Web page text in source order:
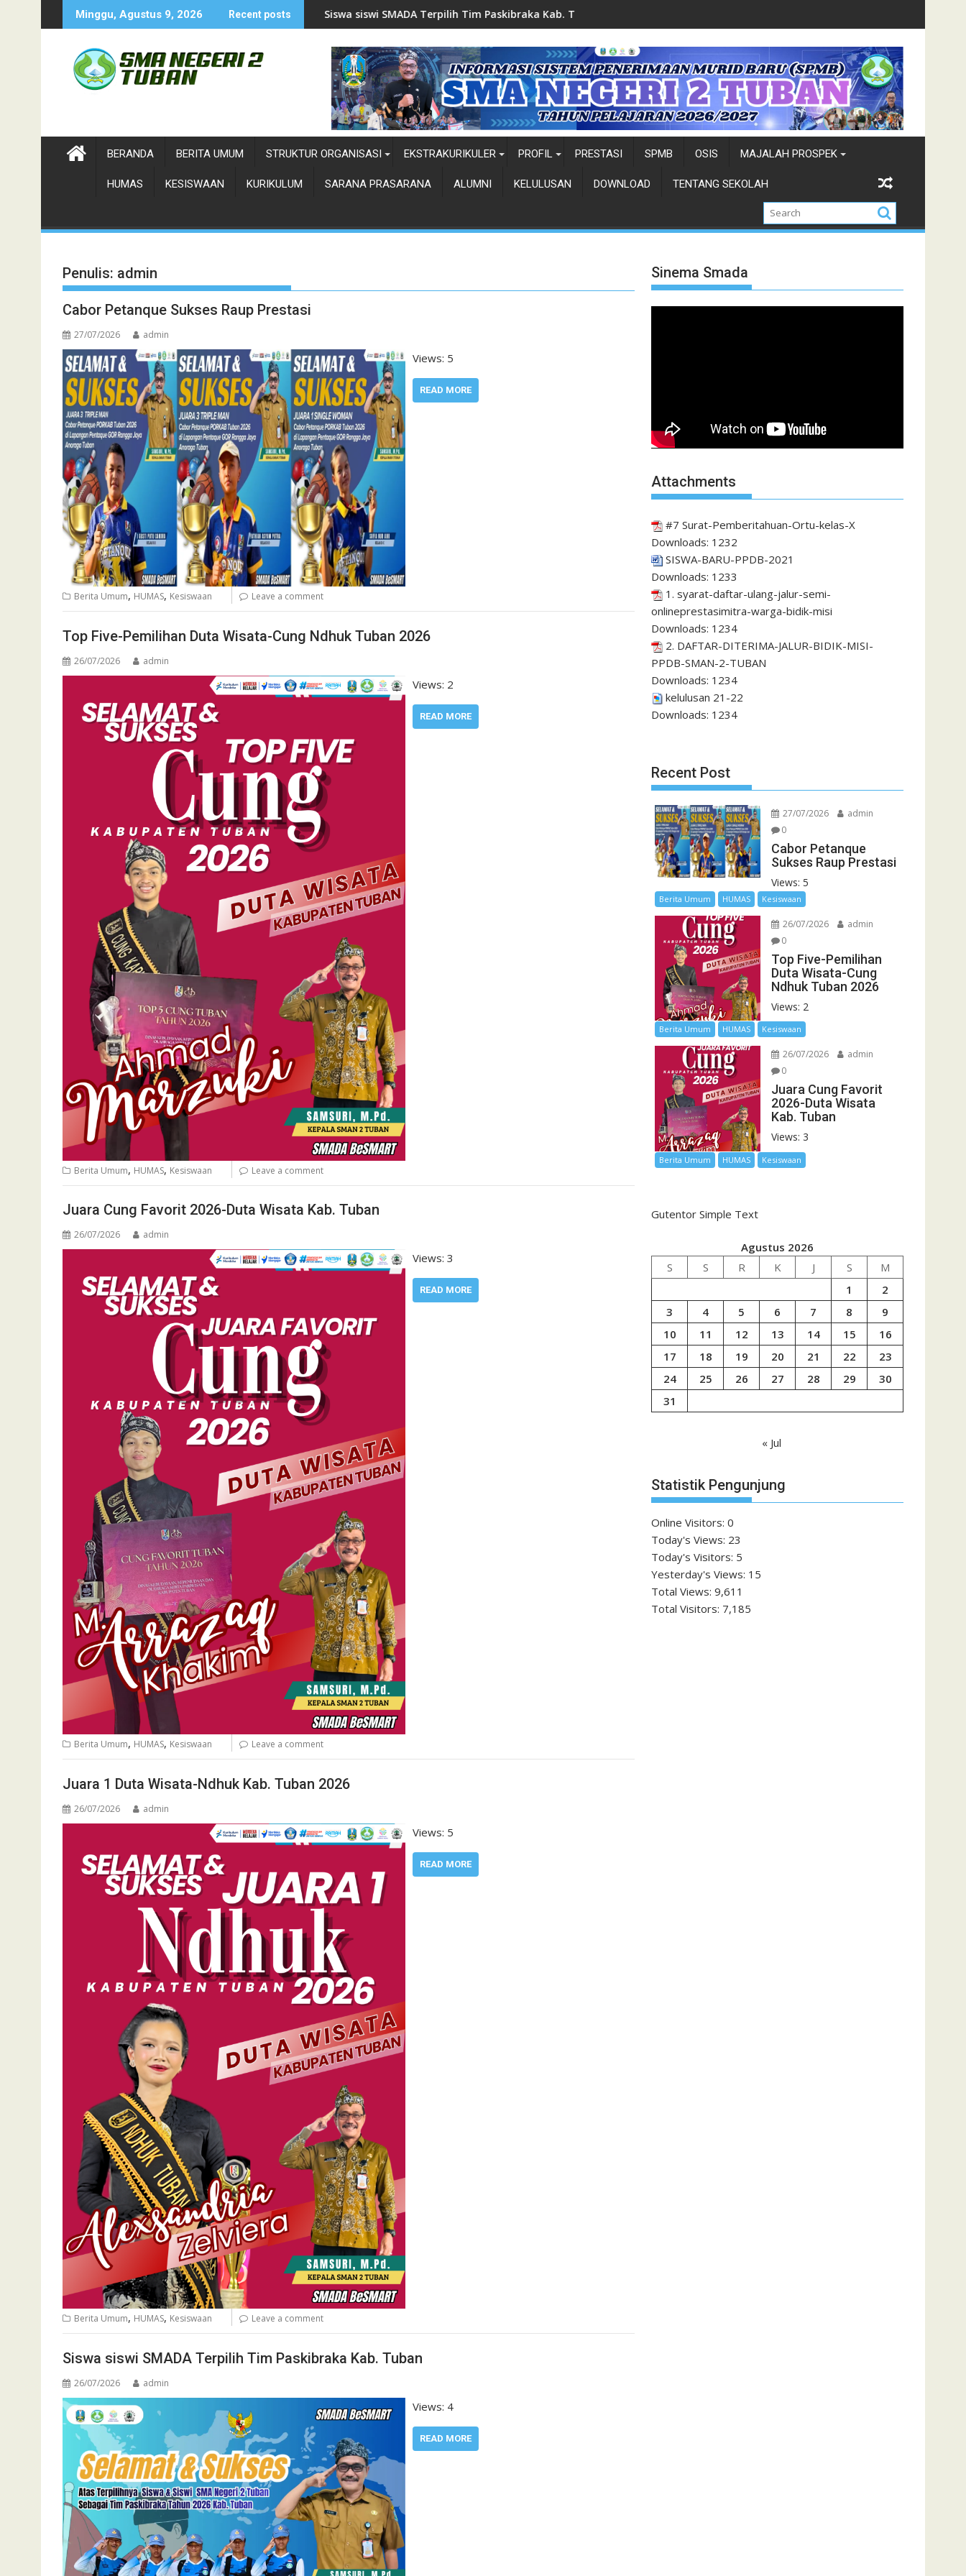
to
Minggu, Agustus 9, 2026 Recent posts
Ndhuk Kab. Tuban 2026 Siswa siswi SMADA Terpilih Tim Paskibraka Kab. TubanCabor Petanque Sukses Raup Prestasi
BERANDA BERITA UMUM STRUKTUR ORGANISASI EKSTRAKURIKULER PROFIL PRESTASI SPMB OSIS MAJALAH PROSPEK
HUMAS KESISWAAN KURIKULUM SARANA PRASARANA ALUMNI KELULUSAN DOWNLOAD TENTANG SEKOLAH
Penulis: admin
Cabor Petanque Sukses Raup Prestasi
27/07/2026 admin
Views: 5
READ MORE
Berita Umum, HUMAS, Kesiswaan Leave a comment
Top Five-Pemilihan Duta Wisata-Cung Ndhuk Tuban 2026
26/07/2026 admin
Views: 2
READ MORE
Berita Umum, HUMAS, Kesiswaan Leave a comment
Juara Cung Favorit 2026-Duta Wisata Kab. Tuban
26/07/2026 admin
Views: 3
READ MORE
Berita Umum, HUMAS, Kesiswaan Leave a comment
Juara 1 Duta Wisata-Ndhuk Kab. Tuban 2026
26/07/2026 admin
Views: 5
READ MORE
Berita Umum, HUMAS, Kesiswaan Leave a comment
Siswa siswi SMADA Terpilih Tim Paskibraka Kab. Tuban
26/07/2026 admin
Views: 4
READ MORE
Sinema Smada
Attachments
#7 Surat-Pemberitahuan-Ortu-kelas-X
Downloads: 1232
SISWA-BARU-PPDB-2021
Downloads: 1233
1. syarat-daftar-ulang-jalur-semi-
onlineprestasimitra-warga-bidik-misi
Downloads: 1234
2. DAFTAR-DITERIMA-JALUR-BIDIK-MISI-
PPDB-SMAN-2-TUBAN
Downloads: 1234
kelulusan 21-22
Downloads: 1234
Recent Post
27/07/2026
admin
0
Cabor Petanque
Sukses Raup Prestasi
Views: 5
Berita Umum HUMAS Kesiswaan
26/07/2026
admin
0
Top Five-Pemilihan
Duta Wisata-Cung
Ndhuk Tuban 2026
Views: 2
Berita Umum HUMAS Kesiswaan
26/07/2026
admin
0
Juara Cung Favorit
2026-Duta Wisata
Kab. Tuban
Views: 3
Berita Umum HUMAS Kesiswaan
Gutentor Simple Text
Agustus 2026
S
S R K J S
M
1
2
3
4 5 6 7 8
9
10
11 12 13 14 15
16
17
18 19 20 21 22
23
24
25 26 27 28 29
30
31
« Jul
Statistik Pengunjung
Online Visitors: 0
Today's Views: 23
Today's Visitors: 5
Yesterday's Views: 15
Total Views: 9,611
Total Visitors: 7,185